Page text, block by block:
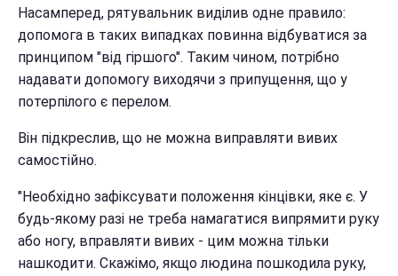
Насамперед, рятувальник виділив одне правило:
допомога в таких випадках повинна відбуватися за
принципом "від гіршого". Таким чином, потрібно
надавати допомогу виходячи з припущення, що у
потерпілого є перелом.
Він підкреслив, що не можна виправляти вивих
самостійно.
"Необхідно зафіксувати положення кінцівки, яке є. У
будь-якому разі не треба намагатися випрямити руку
або ногу, вправляти вивих - цим можна тільки
нашкодити. Скажімо, якщо людина пошкодила руку,